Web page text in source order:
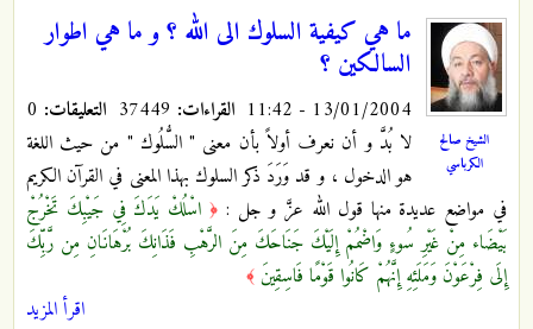
الشيخ صالح
الكرباسي
ما هي كيفية السلوك الى الله ؟ و ما هي اطوار
السالكين ؟
13/01/2004 - 11:42 القراءات: التعليقات:
لا بُدَّ و أن نعرف أولاً بأن معنى " السُّلُوك " من حيث اللغة
هو الدخول ، و قد وَرَدَ ذكر السلوك بهذا المعنى في القرآن الكريم
في مواضع عديدة منها قول الله عزَّ و جل : ﴿ اسْلُكْ يَدَكَ فِي جَيْبِكَ تَخْرُجْ
بَيْضَاء مِنْ غَيْرِ سُوءٍ وَاضْمُمْ إِلَيْكَ جَنَاحَكَ مِنَ الرَّهْبِ فَذَانِكَ بُرْهَانَانِ مِن رَّبِّكَ
إِلَى فِرْعَوْنَ وَمَلَئِهِ إِنَّهُمْ كَانُوا قَوْمًا فَاسِقِينَ ﴾
اقرأ المزيد